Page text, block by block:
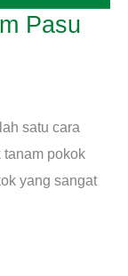
Pasu
satu cara
pokok
yang sangat